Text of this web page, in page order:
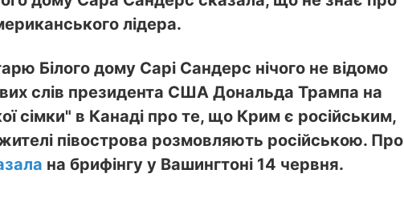
лідера.
Білого дому Сарі Сандерс нічого не відомо
слів президента США Дональда Трампа на
сімки" в Канаді про те, що Крим є російським,
жителі півострова розмовляють російською. Про
на брифінгу у Вашингтоні 14 червня.